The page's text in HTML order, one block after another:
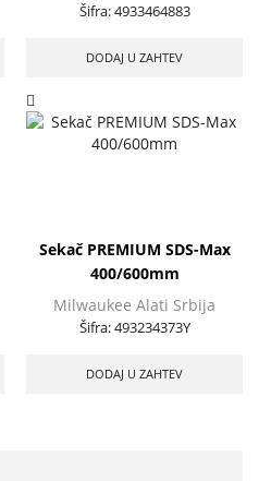
Šifra:4933464883
DODAJ U ZAHTEV
Sekač PREMIUM SDS-Max
400/600mm
Milwaukee Alati Srbija
Šifra:493234373Y
DODAJ U ZAHTEV